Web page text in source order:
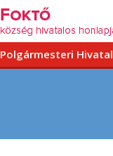
Polgármesteri Hivatal